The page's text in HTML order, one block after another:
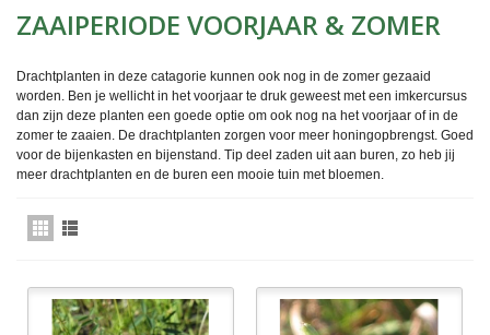
ZAAIPERIODE VOORJAAR & ZOMER
Drachtplanten in deze catagorie kunnen ook nog in de zomer gezaaid
worden. Ben je wellicht in het voorjaar te druk geweest met een imkercursus
dan zijn deze planten een goede optie om ook nog na het voorjaar of in de
zomer te zaaien. De drachtplanten zorgen voor meer honingopbrengst. Goed
voor de bijenkasten en bijenstand. Tip deel zaden uit aan buren, zo heb jij
meer drachtplanten en de buren een mooie tuin met bloemen.